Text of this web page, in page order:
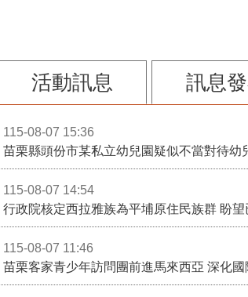
活動訊息 訊息
115-08-07 15:36
苗栗縣頭份市某私立幼兒園疑似不當對待幼
115-08-07 14:54
115-08-07 11:46
苗栗客家青少年訪問團前進馬來西亞 深化